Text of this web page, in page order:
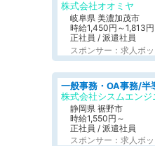
株式会社オオミヤ
岐阜県 美濃加茂市
時給1,450円～1,813円
正社員 / 派遣社員
スポンサー：求人ボ
株式会社シスムエンジ
静岡県 裾野市
時給1,550円～
正社員 / 派遣社員
スポンサー：求人ボ